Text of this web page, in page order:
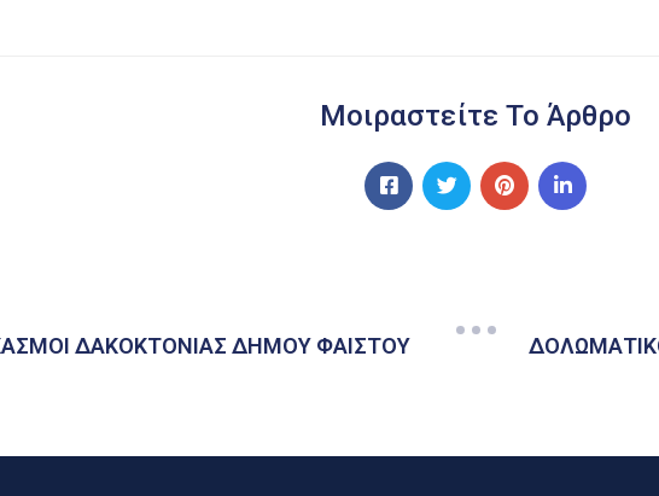
Μοιραστείτε Το Άρθρο
ΔΑΚΟΚΤΟΝΙΑΣ ΔΗΜΟΥ ΦΑΙΣΤΟΥ